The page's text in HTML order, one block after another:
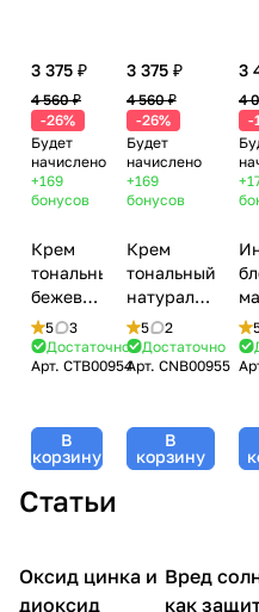
3 375 ₽
4 560 ₽
-26%
Будет
начислено
+169
бонусов
Крем
тональный
бежевый
/ CC
Cream
Complete
Beige,
Dermaheal
(Дермахил),
50 мл
5
3
Достаточно
Арт. CTB00954
В
корзину
3 375 ₽
4 560 ₽
-26%
Будет
начислено
+169
бонусов
Крем
тональный
натуральный
бежевый /
CC Cream
Complete
Beige,
Dermaheal
5
2
Достаточно
Арт. CNB00955
В
корзину
3
4
-
Статьи
Компоненты
косметики
Оксид цинка и
диоксид
Уход за
лицом
Вред
как